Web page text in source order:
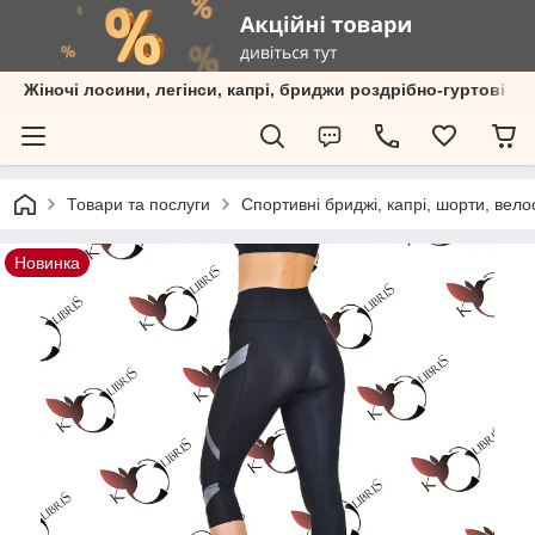
Жіночі лосини, легінси, капрі, бриджи роздрібно-гуртові
Товари та послуги Спортивні бриджі, капрі, шорти,
Новинка